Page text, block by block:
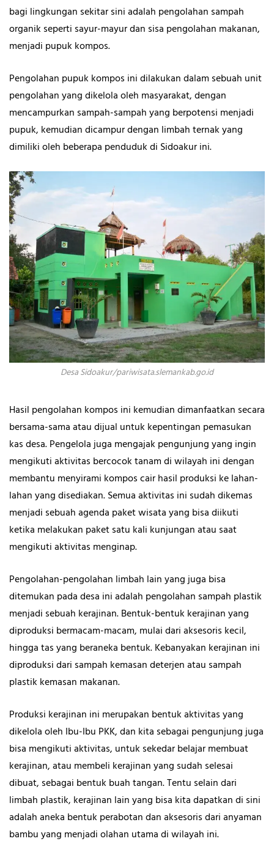
bagi lingkungan sekitar sini adalah pengolahan sampah
organik seperti sayur-mayur dan sisa pengolahan makanan,
menjadi pupuk kompos.
Pengolahan pupuk kompos ini dilakukan dalam sebuah unit
pengolahan yang dikelola oleh masyarakat, dengan
mencampurkan sampah-sampah yang berpotensi menjadi
pupuk, kemudian dicampur dengan limbah ternak yang
dimiliki oleh beberapa penduduk di Sidoakur ini.
Desa Sidoakur/pariwisata.slemankab.go.id
Hasil pengolahan kompos ini kemudian dimanfaatkan secara
bersama-sama atau dijual untuk kepentingan pemasukan
kas desa. Pengelola juga mengajak pengunjung yang ingin
mengikuti aktivitas bercocok tanam di wilayah ini dengan
membantu menyirami kompos cair hasil produksi ke lahan-
lahan yang disediakan. Semua aktivitas ini sudah dikemas
menjadi sebuah agenda paket wisata yang bisa diikuti
ketika melakukan paket satu kali kunjungan atau saat
mengikuti aktivitas menginap.
Pengolahan-pengolahan limbah lain yang juga bisa
ditemukan pada desa ini adalah pengolahan sampah plastik
menjadi sebuah kerajinan. Bentuk-bentuk kerajinan yang
diproduksi bermacam-macam, mulai dari aksesoris kecil,
hingga tas yang beraneka bentuk. Kebanyakan kerajinan ini
diproduksi dari sampah kemasan deterjen atau sampah
plastik kemasan makanan.
Produksi kerajinan ini merupakan bentuk aktivitas yang
dikelola oleh Ibu-Ibu PKK, dan kita sebagai pengunjung juga
bisa mengikuti aktivitas, untuk sekedar belajar membuat
kerajinan, atau membeli kerajinan yang sudah selesai
dibuat, sebagai bentuk buah tangan. Tentu selain dari
limbah plastik, kerajinan lain yang bisa kita dapatkan di sini
adalah aneka bentuk perabotan dan aksesoris dari anyaman
bambu yang menjadi olahan utama di wilayah ini.